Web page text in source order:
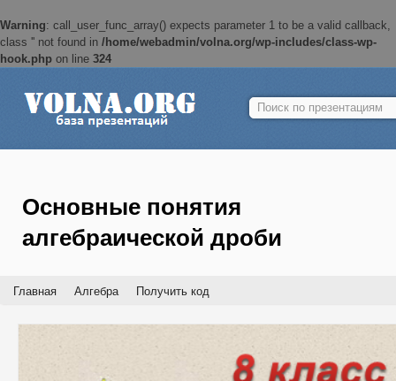
Warning: call_user_func_array() expects parameter 1 to be a valid callback,
class '' not found in /home/webadmin/volna.org/wp-includes/class-wp-
hook.php on line 324
Найти:
Основные понятия
алгебраической дроби
Главная Алгебра Получить код